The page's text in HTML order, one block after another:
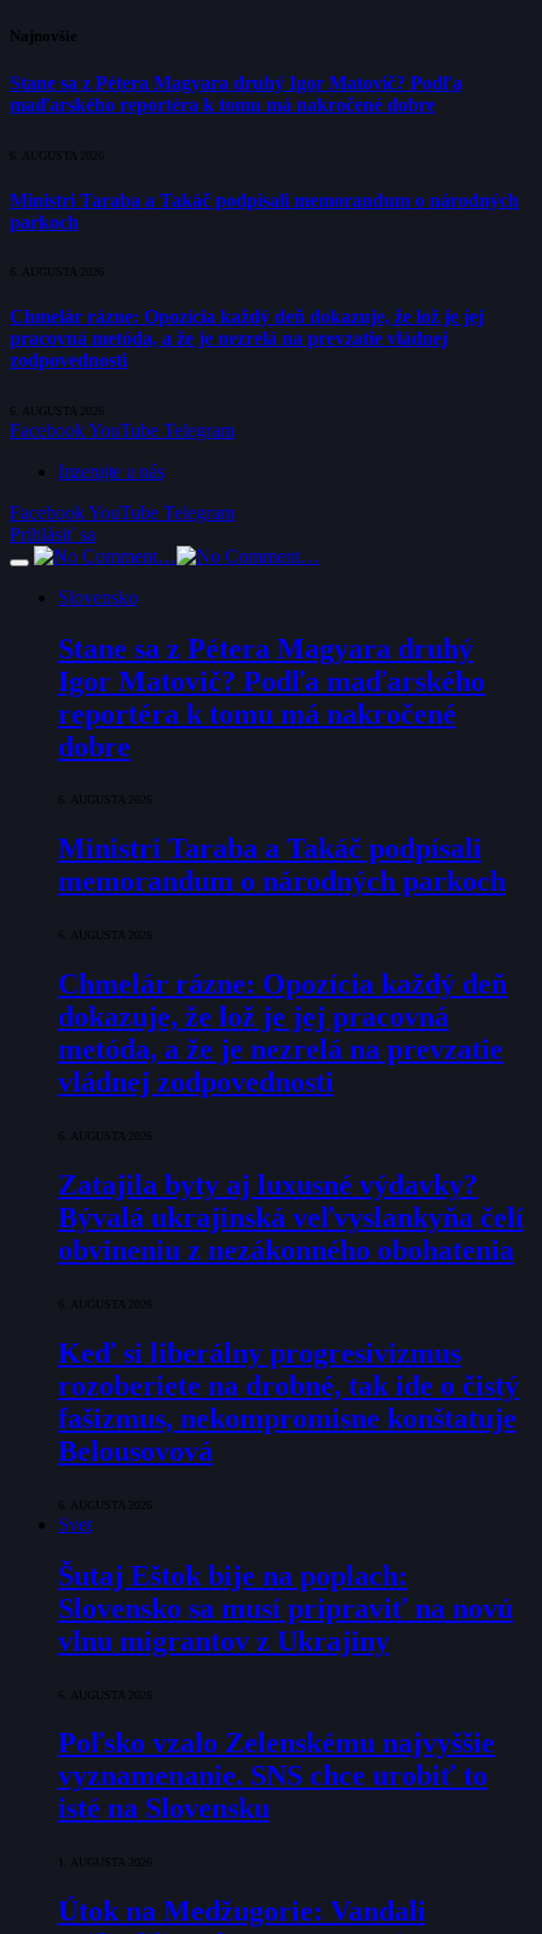
Najnovšie
Stane sa z Pétera Magyara druhý Igor Matovič? Podľa
maďarského reportéra k tomu má nakročené dobre
6. AUGUSTA 2026
Ministri Taraba a Takáč podpísali memorandum o národných
parkoch
6. AUGUSTA 2026
Chmelár rázne: Opozícia každý deň dokazuje, že lož je jej
pracovná metóda, a že je nezrelá na prevzatie vládnej
zodpovednosti
6. AUGUSTA 2026
FacebookYouTube Telegram
Inzerujte u nás
FacebookYouTube Telegram
Prihlásiť sa
Slovensko
Stane sa z Pétera Magyara druhý
Igor Matovič? Podľa maďarského
reportéra k tomu má nakročené
dobre
6. AUGUSTA 2026
Ministri Taraba a Takáč podpísali
memorandum o národných parkoch
6. AUGUSTA 2026
Chmelár rázne: Opozícia každý deň
dokazuje, že lož je jej pracovná
metóda, a že je nezrelá na prevzatie
vládnej zodpovednosti
6. AUGUSTA 2026
Zatajila byty aj luxusné výdavky?
Bývalá ukrajinská veľvyslankyňa čelí
obvineniu z nezákonného obohatenia
6. AUGUSTA 2026
Keď si liberálny progresivizmus
rozoberiete na drobné, tak ide o čistý
fašizmus, nekompromisne konštatuje
Belousovová
6. AUGUSTA 2026
Svet
Šutaj Eštok bije na poplach:
Slovensko sa musí pripraviť na novú
vlnu migrantov z Ukrajiny
6. AUGUSTA 2026
Poľsko vzalo Zelenskému najvyššie
vyznamenanie. SNS chce urobiť to
isté na Slovensku
1. AUGUSTA 2026
Útok na Medžugorie: Vandali